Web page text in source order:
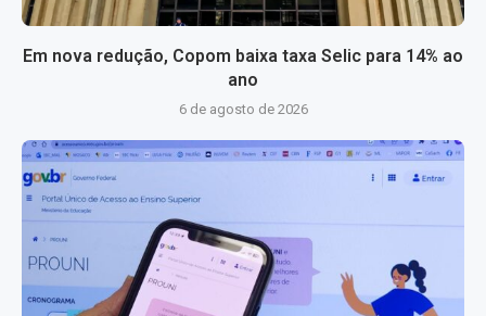
Em nova redução, Copom baixa taxa Selic para 14% ao
ano
6 de agosto de 2026